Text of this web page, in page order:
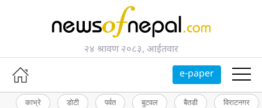
२४ श्रावण २०८३, आईतवार
e-paper
काभ्रे डोटी पर्वत बुटवल बैतडी विराटनगर